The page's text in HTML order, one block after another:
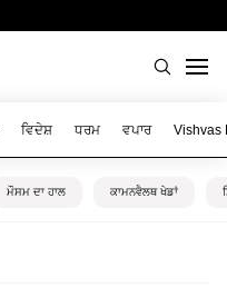
ਵਿਦੇਸ਼ ਧਰਮ ਵਪਾਰ Vishvas
ਮੌਸਮ ਦਾ ਹਾਲ ਕਾਮਨਵੈਲਥ ਖੇਡਾਂ